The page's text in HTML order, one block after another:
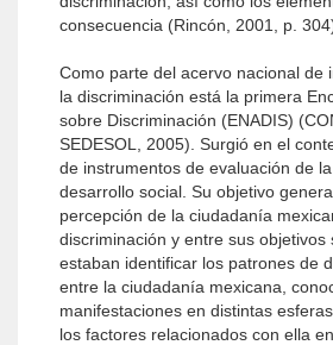
consecuencia (Rincón, 2001, p.
Como parte del acervo nacional de
la discriminación está la primera
sobre Discriminación (ENADIS)
SEDESOL, 2005). Surgió en el
de instrumentos de evaluación de
desarrollo social. Su objetivo
percepción de la ciudadanía
discriminación y entre sus objetivos
estaban identificar los patrones de
entre la ciudadanía mexicana,
manifestaciones en distintas
los factores relacionados con ella